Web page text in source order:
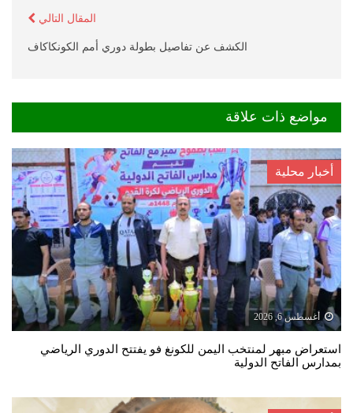
المقال التالي
الكشف عن تفاصيل بطولة دوري أمم الكونكاكاف
مواضع ذات علاقة
أخبار محلية
أغسطس 6, 2026
استعراض مبهر لمنتخب اليمن للكونغ فو يفتتح الدوري الرياضي
بمدارس الفاتح الدولية